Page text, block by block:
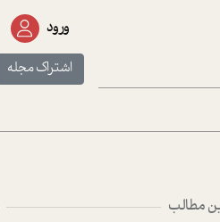
ورود
اشتراک مجله
مطالب